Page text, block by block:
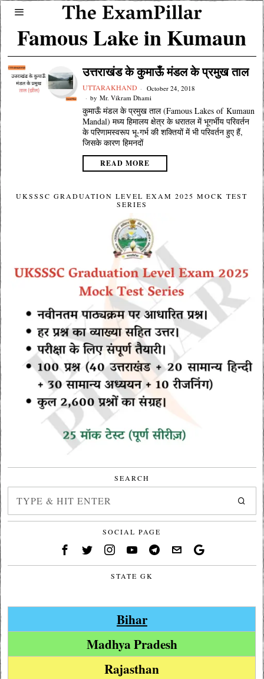
Famous Lake in Kumaun
उत्तराखंड के कुमाऊँ मंडल के प्रमुख ताल
UTTARAKHAND
October 24, 2018
by Mr. Vikram Dhami
कुमाऊँ मंडल के प्रमुख ताल (Famous Lakes of Kumaun
Mandal) मध्य हिमालय क्षेत्र के धरातल में भूगर्भीय परिवर्तन
के परिणामस्वरूप भू-गर्भ की शक्तियों में भी परिवर्तन हुए हैं,
जिसके कारण हिमनदों
READ MORE
UKSSSC GRADUATION LEVEL EXAM 2025 MOCK TEST
SERIES
SEARCH
SOCIAL PAGE
STATE GK
Bihar
Madhya Pradesh
Rajasthan